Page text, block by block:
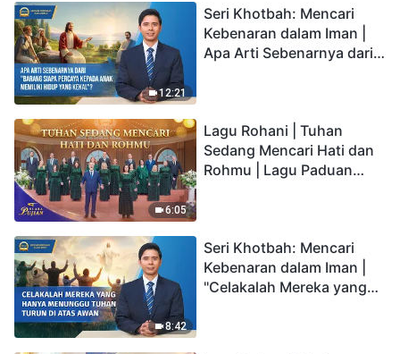
12:21
Seri Khotbah: Mencari
Kebenaran dalam Iman |
Apa Arti Sebenarnya dari
6:05
Lagu Rohani | Tuhan
Sedang Mencari Hati dan
Rohmu | Lagu Paduan
8:42
Seri Khotbah: Mencari
Kebenaran dalam Iman |
"Celakalah Mereka yang